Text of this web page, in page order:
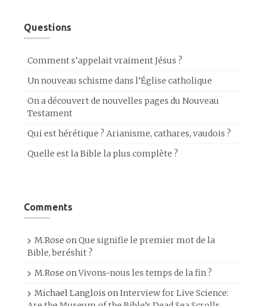
Questions
Comment s’appelait vraiment Jésus ?
Un nouveau schisme dans l’Église catholique
On a découvert de nouvelles pages du Nouveau
Testament
Qui est hérétique ? Arianisme, cathares, vaudois ?
Quelle est la Bible la plus complète ?
Comments
M.Rose onQue signifie le premier mot de la
Bible, beréshit ?
M.Rose onVivons-nous les temps de la fin ?
Michael Langlois onInterview for Live Science: